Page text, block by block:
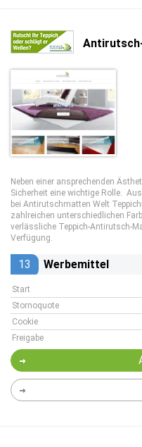
Neben einer ansprechenden
Sicherheit eine wichtige Rolle.
bei Antirutschmatten Welt
zahlreichen unterschiedlichen
verlässliche Teppich-Antirutsch-
Verfügung.
13 Werbemittel
Start
Stornoquote
Cookie
Freigabe